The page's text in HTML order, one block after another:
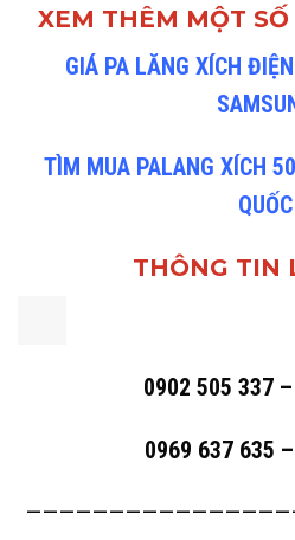
XEM THÊM MỘT
GIÁ PA LĂNG XÍCH
TÌM MUA PALANG XÍCH
QUỐC
THÔNG TIN
0902 505 337
0969 637 635